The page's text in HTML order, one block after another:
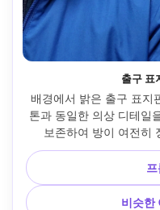
출구 표
배경에서 밝은 출구 표지
톤과 동일한 의상 디테일
보존하여 방이 여전히
비슷한